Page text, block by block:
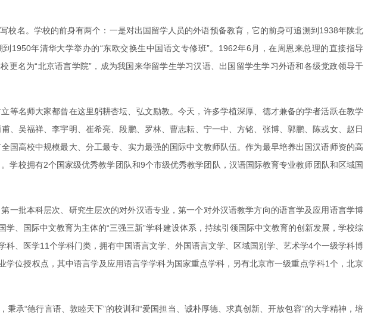
名。学校的前身有两个：一是对出国留学人员的外语预备教育，它的前身可追溯到1938年陕北
1950年清华大学举办的“东欧交换生中国语文专修班”。1962年6月，在周恩来总理的直接指导
更名为“北京语言学院”，成为我国来华留学生学习汉语、出国留学生学习外语和各级党政领导干
名师大家都曾在这里躬耕杏坛、弘文励教。今天，许多学植深厚、德才兼备的学者活跃在教学
吴福祥、李宇明、崔希亮、段鹏、罗林、曹志耘、宁一中、方铭、张博、郭鹏、陈戎女、赵日
高校中规模最大、分工最专、实力最强的国际中文教师队伍。作为最早培养出国汉语师资的高
校拥有2个国家级优秀教学团队和9个市级优秀教学团队，汉语国际教育专业教师团队和区域国
批本科层次、研究生层次的对外汉语专业，第一个对外汉语教学方向的语言学及应用语言学博
、国际中文教育为主体的“三强三新”学科建设体系，持续引领国际中文教育的创新发展，学校综
、医学11个学科门类，拥有中国语言文学、外国语言文学、区域国别学、艺术学4个一级学科博
位授权点，其中语言学及应用语言学学科为国家重点学科，另有北京市一级重点学科1个，北京
秉承“德行言语、敦睦天下”的校训和“爱国担当、诚朴厚德、求真创新、开放包容”的大学精神，培